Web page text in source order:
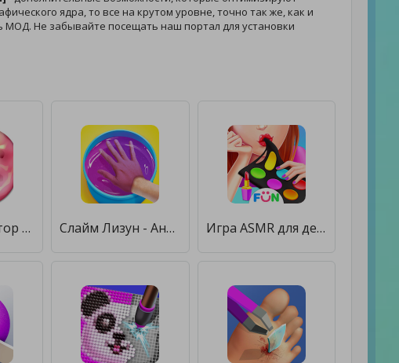
ядра, то все на крутом уровне, точно так же, как и
Не забывайте посещать наш портал для установки
слайм симулятор - слаймы АСМР антистресс slime [Без рекламы] Слайм Лизун - Антистресс АСМР [Unlocked] Игра ASMR для девочек съедобной косметики [Premium]